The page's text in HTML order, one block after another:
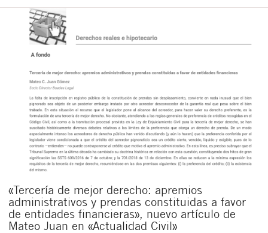
«Tercería de mejor derecho: apremios
administrativos y prendas constituidas a favor
de entidades financieras», nuevo artículo de
Mateo Juan en «Actualidad Civil»